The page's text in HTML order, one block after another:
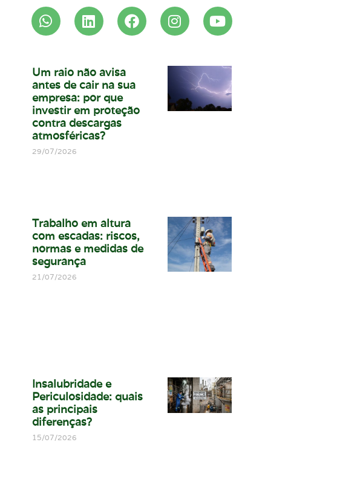
Um raio não avisa
antes de cair na sua
empresa: por que
investir em proteção
contra descargas
atmosféricas?
29/07/2026
Trabalho em altura
com escadas: riscos,
normas e medidas de
segurança
21/07/2026
Insalubridade e
Periculosidade: quais
as principais
diferenças?
15/07/2026